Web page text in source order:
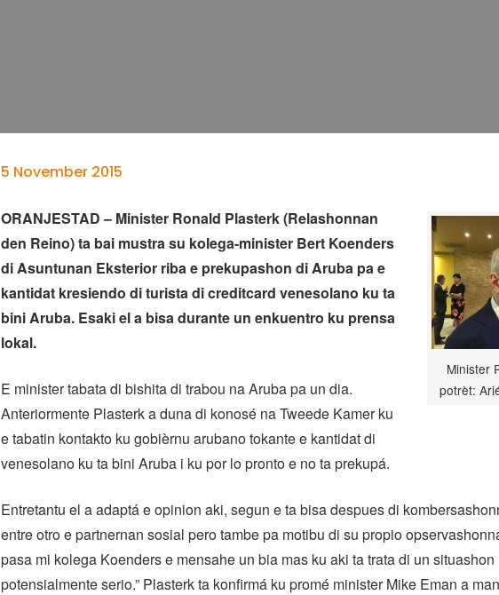
5 November 2015
Minister
potrèt:
ORANJESTAD – Minister Ronald Plasterk (Relashonnan
den Reino) ta bai mustra su kolega-minister Bert Koenders
di Asuntunan Eksterior riba e prekupashon di Aruba pa e
kantidat kresiendo di turista di creditcard venesolano ku ta
bini Aruba. Esaki el a bisa durante un enkuentro ku prensa
lokal.
E minister tabata di bishita di trabou na Aruba pa un dia.
Anteriormente Plasterk a duna di konosé na Tweede Kamer ku
e tabatin kontakto ku gobièrnu arubano tokante e kantidat di
venesolano ku ta bini Aruba i ku por lo pronto e no ta prekupá.
Entretantu el a adaptá e opinion aki, segun e ta bisa despues di
entre otro e partnernan sosial pero tambe pa motibu di su propio
pasa mi kolega Koenders e mensahe un bia mas ku aki ta trata di un situashon
potensialmente serio.” Plasterk ta konfirmá ku promé minister Mike Eman a